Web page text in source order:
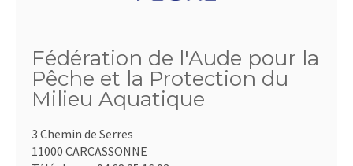
Fédération de l'Aude pour la
Pêche et la Protection du
Milieu Aquatique
3 Chemin de Serres
11000 CARCASSONNE